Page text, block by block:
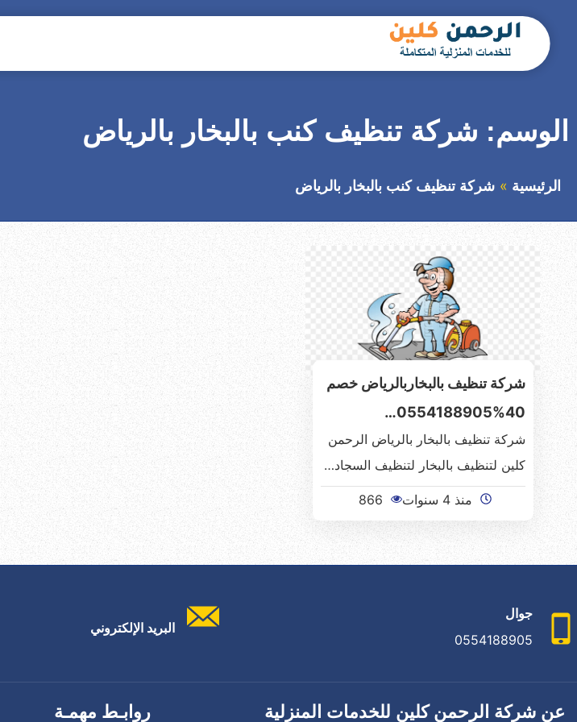
المحتوى
الوسم: شركة تنظيف كنب بالبخار بالرياض
الرئيسية شركة تنظيف كنب بالبخار بالرياض
شركة تنظيف بالبخاربالرياض خصم
40%0554188905…
شركة تنظيف بالبخار بالرياض الرحمن
كلين لتنظيف بالبخار لتنظيف السجاد…
منذ 4 سنوات 866
جوال
0554188905
البريد الإلكتروني
عن شركة الرحمن كلين للخدمات المنزلية روابـط مهمـة